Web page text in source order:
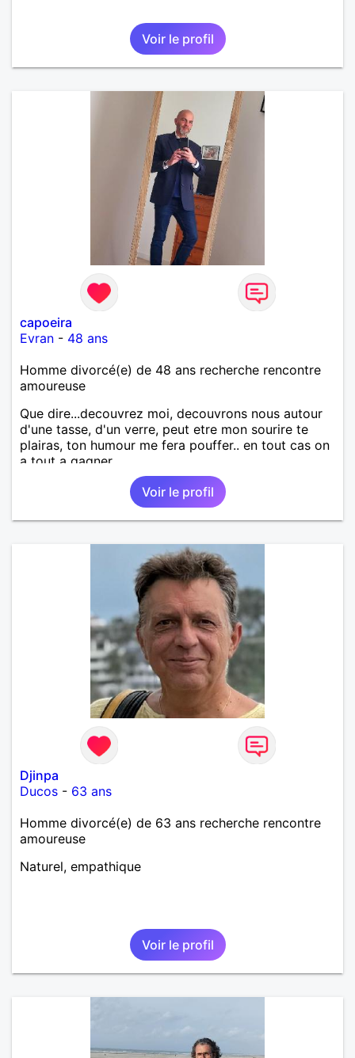
Voir le profil
capoeira
Evran - 48 ans
Homme divorcé(e) de 48 ans recherche rencontre
amoureuse
Que dire...decouvrez moi, decouvrons nous autour
d'une tasse, d'un verre, peut etre mon sourire te
plairas, ton humour me fera pouffer.. en tout cas on
a tout a gagner.
Voir le profil
Djinpa
Ducos - 63 ans
Homme divorcé(e) de 63 ans recherche rencontre
amoureuse
Naturel, empathique
Voir le profil